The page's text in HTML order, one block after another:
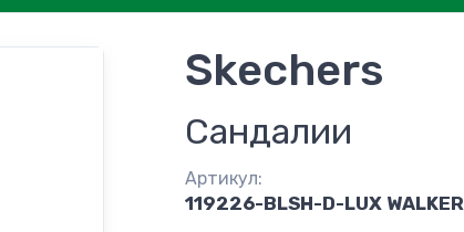
Skechers
Сандалии
Артикул:
119226-BLSH-D-LUX WALKER